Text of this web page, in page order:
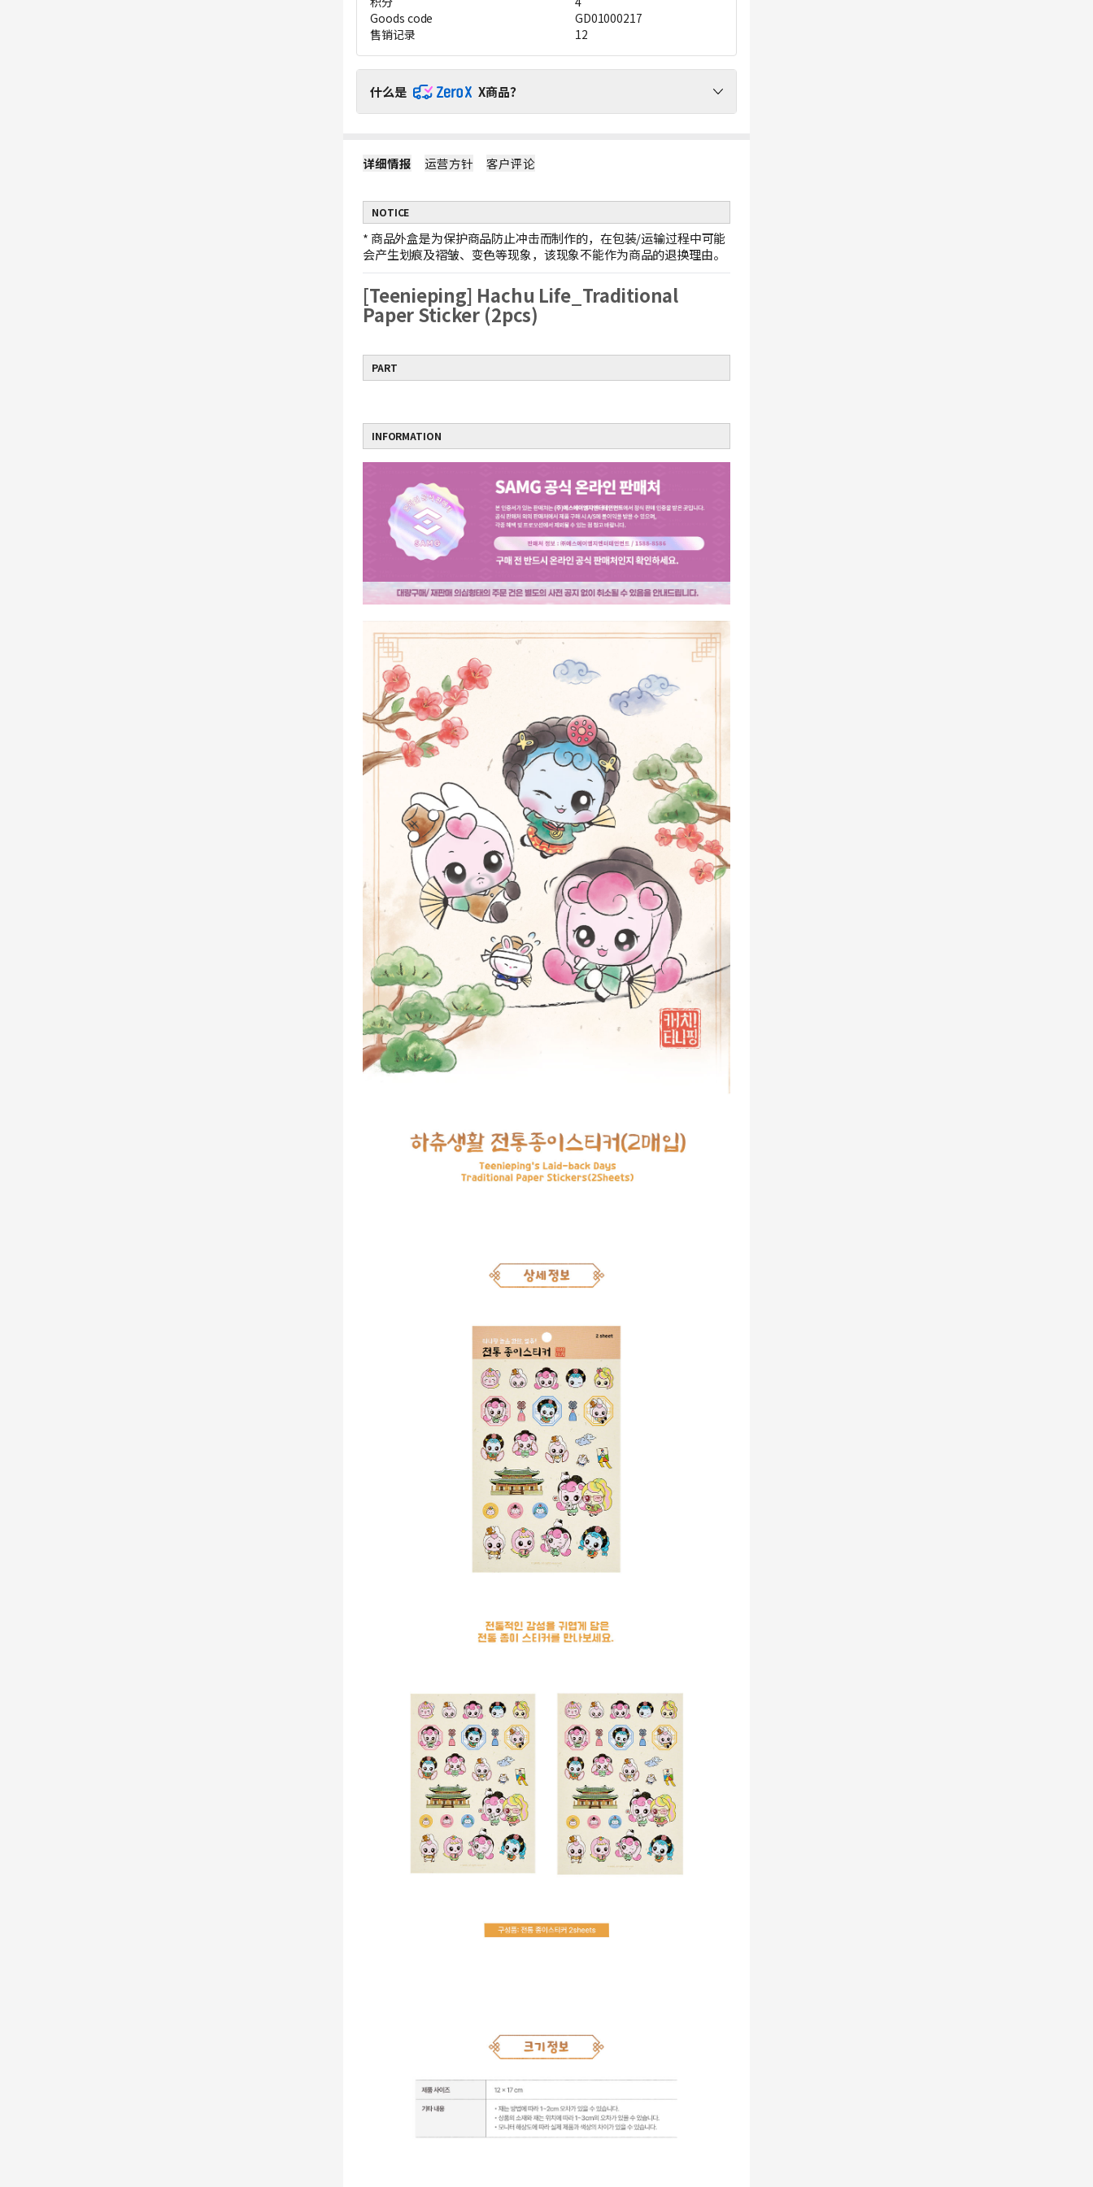
Goods code
GD01000217
售销记录
12
什么是 X商品？
1 ZeroX商品不产生运费
（ZeroX商品免邮。）
2 只购买ZeroX商品时，产生最低运费
如果只购买ZeroX商品，运费按最轻商品的重量计算。
示例：1件ZeroX商品的运费 = 10件ZeroX商品的运费
3
购满399元ZeroX商品，免邮！
若订单中包含其他商品，则无法享受全单免邮。
详细情报 运营方针 客户评论
NOTICE
* 商品外盒是为保护商品防止冲击而制作的，在包装/运输过程中可能
会产生划痕及褶皱、变色等现象，该现象不能作为商品的退换理由。
[Teenieping] Hachu Life_Traditional
Paper Sticker (2pcs)
PART
INFORMATION